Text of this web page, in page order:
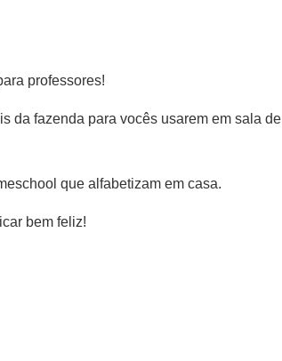
professores!
da fazenda para vocês usarem em sala de
que alfabetizam em casa.
bem feliz!